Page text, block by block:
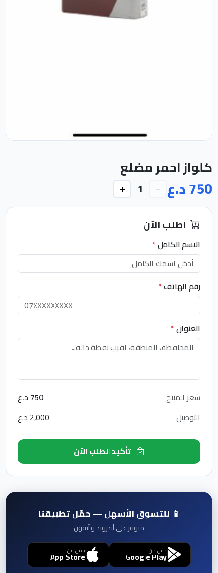
كلواز احمر مضلع
750 د.ع −
1
+
اطلب الآن
الاسم الكامل*
رقم الهاتف*
العنوان*
سعر المنتج
750 د.ع
التوصيل
2,000 د.ع
📱 للتسوق الأسهل — حمّل تطبيقنا
متوفر على أندرويد و آيفون
حمّل من
Google Play حمّل من
App Store